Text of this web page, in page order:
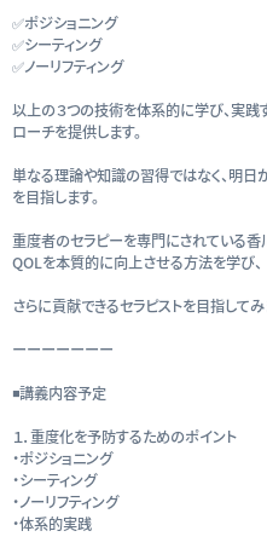
✅ポジショニング
✅シーティング
✅ノーリフティング
以上の３つの技術を体系的に学び、実
ローチを提供します。
単なる理論や知識の習得ではなく、明
を目指します。
重度者のセラピーを専門にされている
QOLを本質的に向上させる方法を学び、
さらに貢献できるセラピストを目指して
ーーーーーーー
◾️講義内容予定
１．重度化を予防するためのポイント
・ポジショニング
・シーティング
・ノーリフティング
・体系的実践